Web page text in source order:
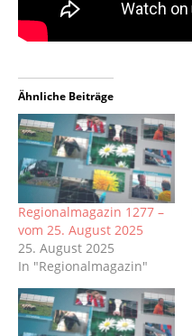
Ähnliche Beiträge
Regionalmagazin 1277 –
vom 25. August 2025
25. August 2025
In "Regionalmagazin"